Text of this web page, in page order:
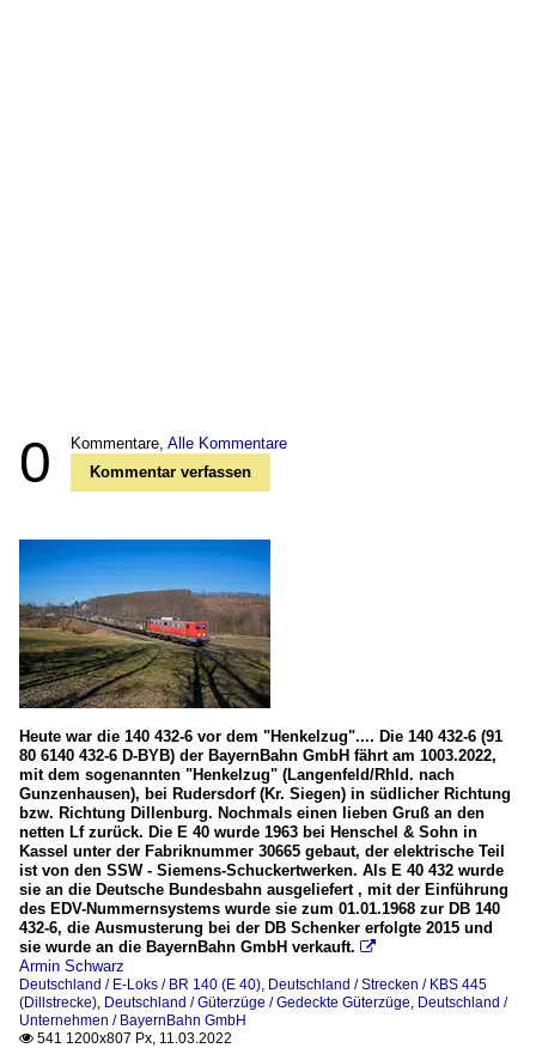
0 Kommentare, Alle Kommentare
Kommentar verfassen
Heute war die 140 432-6 vor dem "Henkelzug".... Die 140 432-6 (91
80 6140 432-6 D-BYB) der BayernBahn GmbH fährt am 1003.2022,
mit dem sogenannten "Henkelzug" (Langenfeld/Rhld. nach
Gunzenhausen), bei Rudersdorf (Kr. Siegen) in südlicher Richtung
bzw. Richtung Dillenburg. Nochmals einen lieben Gruß an den
netten Lf zurück. Die E 40 wurde 1963 bei Henschel & Sohn in
Kassel unter der Fabriknummer 30665 gebaut, der elektrische Teil
ist von den SSW - Siemens-Schuckertwerken. Als E 40 432 wurde
sie an die Deutsche Bundesbahn ausgeliefert , mit der Einführung
des EDV-Nummernsystems wurde sie zum 01.01.1968 zur DB 140
432-6, die Ausmusterung bei der DB Schenker erfolgte 2015 und
sie wurde an die BayernBahn GmbH verkauft. 
Armin Schwarz
Deutschland / E-Loks / BR 140 (E 40), Deutschland / Strecken / KBS 445
(Dillstrecke), Deutschland / Güterzüge / Gedeckte Güterzüge, Deutschland /
Unternehmen / BayernBahn GmbH
 541 1200x807 Px, 11.03.2022